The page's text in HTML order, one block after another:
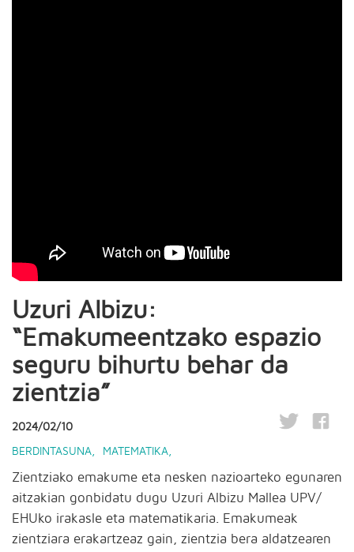
Uzuri Albizu:
“Emakumeentzako espazio
seguru bihurtu behar da
zientzia”
2024/02/10
BERDINTASUNA MATEMATIKA
Zientziako emakume eta nesken nazioarteko egunaren
aitzakian gonbidatu dugu Uzuri Albizu Mallea UPV/
EHUko irakasle eta matematikaria. Emakumeak
zientziara erakartzeaz gain, zientzia bera aldatzearen